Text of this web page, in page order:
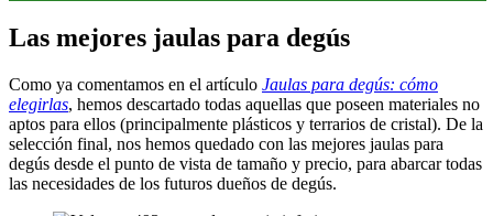
Las mejores jaulas para degús
Como ya comentamos en el artículo Jaulas para degús: cómo
elegirlas, hemos descartado todas aquellas que poseen materiales no
aptos para ellos (principalmente plásticos y terrarios de cristal). De la
selección final, nos hemos quedado con las mejores jaulas para
degús desde el punto de vista de tamaño y precio, para abarcar todas
las necesidades de los futuros dueños de degús.